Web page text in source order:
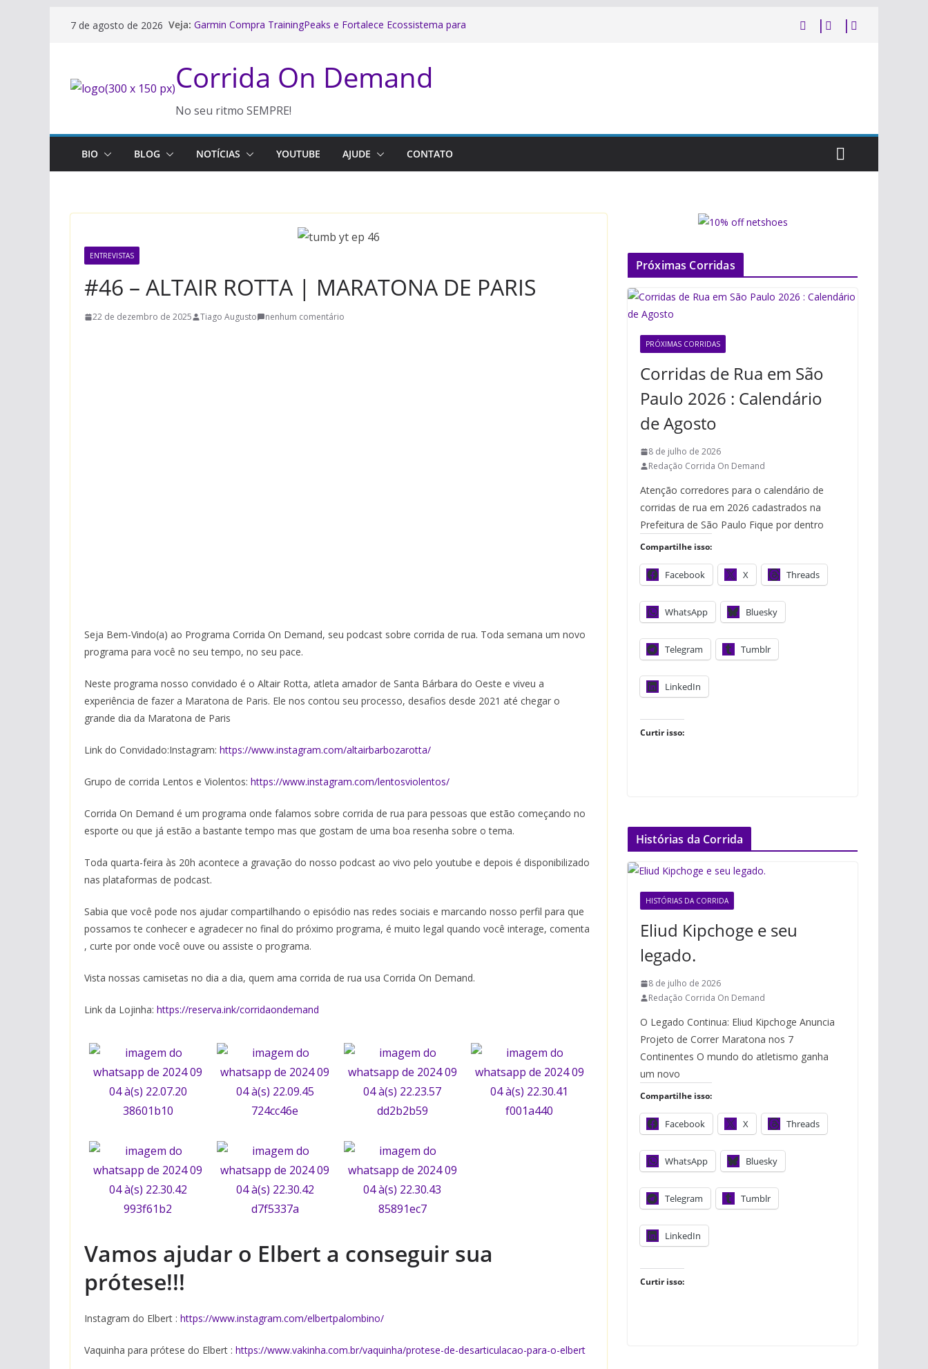
7 de agosto de 2026 Veja: Paulo
Vivo estreia como patrocinadora da Nike SP City Marathon
2026
São Paulo Terá Novas Regras de Segurança em Corridas de
Corrida On Demand
No seu ritmo SEMPRE!
BIO BLOG NOTÍCIAS YOUTUBE AJUDE CONTATO
ENTREVISTAS
#46 – ALTAIR ROTTA | MARATONA DE PARIS
22 de dezembro de 2025 Tiago Augusto nenhum comentário
Seja Bem-Vindo(a) ao Programa Corrida On Demand, seu podcast sobre corrida de rua. Toda semana um novo
programa para você no seu tempo, no seu pace.
Neste programa nosso convidado é o Altair Rotta, atleta amador de Santa Bárbara do Oeste e viveu a
experiência de fazer a Maratona de Paris. Ele nos contou seu processo, desafios desde 2021 até chegar o
grande dia da Maratona de Paris
Link do Convidado:Instagram: https://www.instagram.com/altairbarbozarotta/
Grupo de corrida Lentos e Violentos: https://www.instagram.com/lentosviolentos/
Corrida On Demand é um programa onde falamos sobre corrida de rua para pessoas que estão começando no
esporte ou que já estão a bastante tempo mas que gostam de uma boa resenha sobre o tema.
Toda quarta-feira às 20h acontece a gravação do nosso podcast ao vivo pelo youtube e depois é disponibilizado
nas plataformas de podcast.
Sabia que você pode nos ajudar compartilhando o episódio nas redes sociais e marcando nosso perfil para que
possamos te conhecer e agradecer no final do próximo programa, é muito legal quando você interage, comenta
, curte por onde você ouve ou assiste o programa.
Vista nossas camisetas no dia a dia, quem ama corrida de rua usa Corrida On Demand.
Link da Lojinha: https://reserva.ink/corridaondemand
Vamos ajudar o Elbert a conseguir sua
prótese!!!
Instagram do Elbert : https://www.instagram.com/elbertpalombino/
Vaquinha para prótese do Elbert : https://www.vakinha.com.br/vaquinha/protese-de-desarticulacao-para-o-elbert
Próximas Corridas
PRÓXIMAS CORRIDAS
Corridas de Rua em São
Paulo 2026 : Calendário
de Agosto
8 de julho de 2026
Redação Corrida On Demand
Atenção corredores para o calendário de
corridas de rua em 2026 cadastrados na
Prefeitura de São Paulo Fique por dentro
Compartilhe isso:
Facebook X Threads
WhatsApp Bluesky
Telegram Tumblr
LinkedIn
Curtir isso:
Histórias da Corrida
HISTÓRIAS DA CORRIDA
Eliud Kipchoge e seu
legado.
8 de julho de 2026
Redação Corrida On Demand
O Legado Continua: Eliud Kipchoge Anuncia
Projeto de Correr Maratona nos 7
Continentes O mundo do atletismo ganha
um novo
Compartilhe isso:
Facebook X Threads
WhatsApp Bluesky
Telegram Tumblr
LinkedIn
Curtir isso: